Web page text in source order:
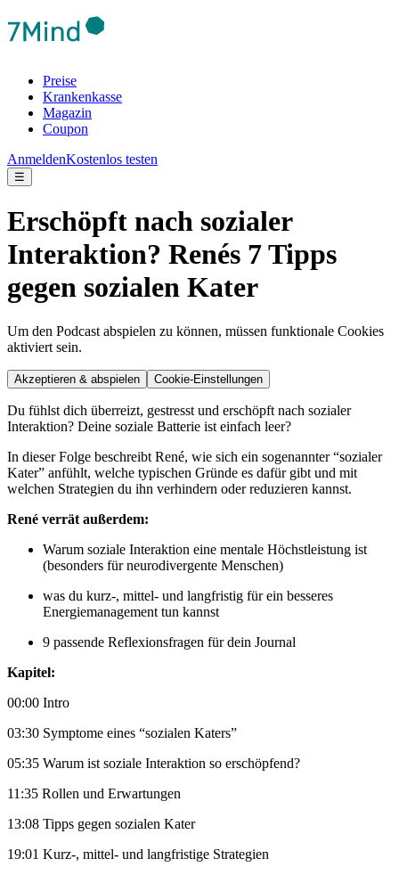
Preise
Krankenkasse
Magazin
Coupon
AnmeldenKostenlos testen
☰
Erschöpft nach sozialer
Interaktion? Renés 7 Tipps
gegen sozialen Kater
Um den Podcast abspielen zu können, müssen funktionale Cookies
aktiviert sein.
Akzeptieren & abspielen Cookie-Einstellungen
Du fühlst dich überreizt, gestresst und erschöpft nach sozialer
Interaktion? Deine soziale Batterie ist einfach leer?
In dieser Folge beschreibt René, wie sich ein sogenannter “sozialer
Kater” anfühlt, welche typischen Gründe es dafür gibt und mit
welchen Strategien du ihn verhindern oder reduzieren kannst.
René verrät außerdem:
Warum soziale Interaktion eine mentale Höchstleistung ist
(besonders für neurodivergente Menschen)
was du kurz-, mittel- und langfristig für ein besseres
Energiemanagement tun kannst
9 passende Reflexionsfragen für dein Journal
Kapitel:
00:00 Intro
03:30 Symptome eines “sozialen Katers”
05:35 Warum ist soziale Interaktion so erschöpfend?
11:35 Rollen und Erwartungen
13:08 Tipps gegen sozialen Kater
19:01 Kurz-, mittel- und langfristige Strategien